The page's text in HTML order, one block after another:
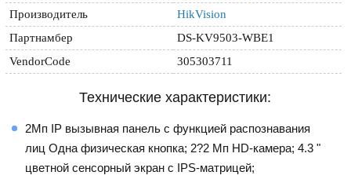
Производитель
HikVision
Партнамбер
DS-KV9503-WBE1
VendorCode
305303711
Технические характеристики:
2Мп IP вызывная панель с функцией распознавания
лиц Одна физическая кнопка; 2?2 Мп HD-камера; 4.3 "
цветной сенсорный экран с IPS-матрицей;